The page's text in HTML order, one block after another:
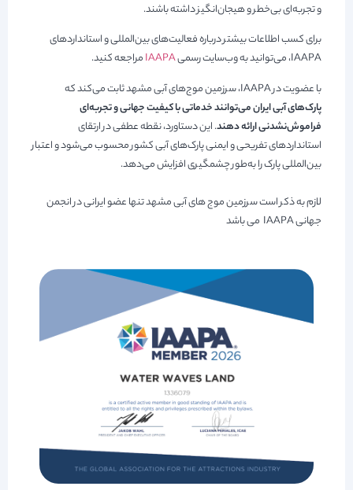
و تجربه‌ای بی‌خطر و هیجان‌انگیز داشته باشند.
برای کسب اطلاعات بیشتر درباره فعالیت‌های بین‌المللی و استانداردهای
IAAPA، می‌توانید به وب‌سایت رسمی
IAAPAمراجعه کنید.
با عضویت در IAAPA، سرزمین موج‌های آبی مشهد ثابت می‌کند که
پارک‌های آبی ایران می‌توانند خدماتی با کیفیت جهانی و تجربه‌ای
فراموش‌نشدنی ارائه دهند. این دستاورد، نقطه عطفی در ارتقای
استانداردهای تفریحی و ایمنی پارک‌های آبی کشور محسوب می‌شود و اعتبار
بین‌المللی پارک را به‌طور چشمگیری افزایش می‌دهد.
لازم به ذکر است سرزمین موج های آبی مشهد تنها عضو ایرانی در انجمن
جهانی IAAPA می باشد